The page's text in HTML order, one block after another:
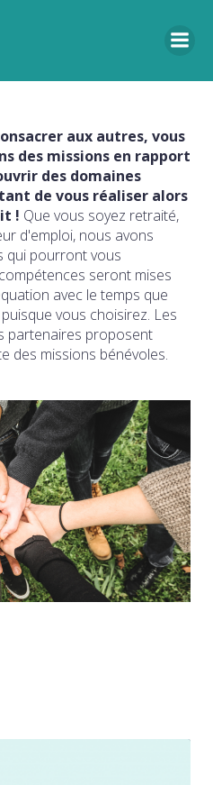
aux autres, vous
des missions en rapport
des domaines
de vous réaliser alors
! Que vous soyez retraité,
d'emploi, nous avons
qui pourront vous
seront mises
avec le temps que
vous choisirez. Les
partenaires proposent
des missions bénévoles.